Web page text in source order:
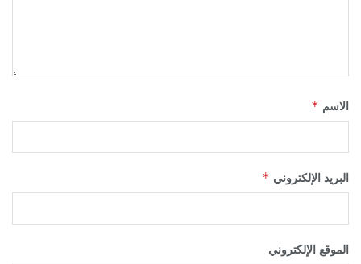
الاسم *
البريد الإلكتروني *
الموقع الإلكتروني